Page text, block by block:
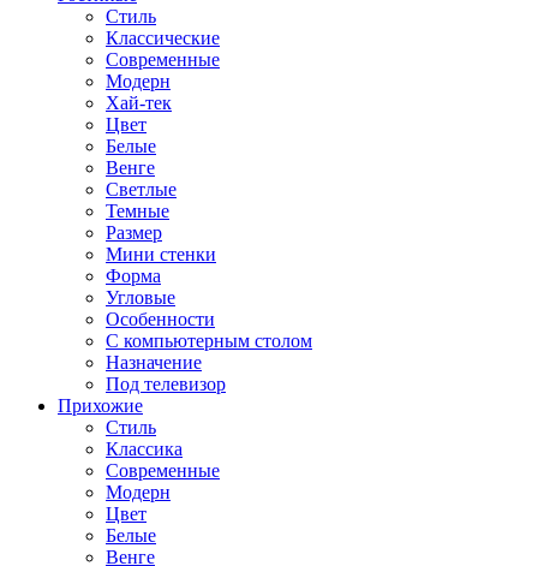
Стиль
Классические
Современные
Модерн
Хай-тек
Цвет
Белые
Венге
Светлые
Темные
Размер
Мини стенки
Форма
Угловые
Особенности
С компьютерным столом
Назначение
Под телевизор
Прихожие
Стиль
Классика
Современные
Модерн
Цвет
Белые
Венге